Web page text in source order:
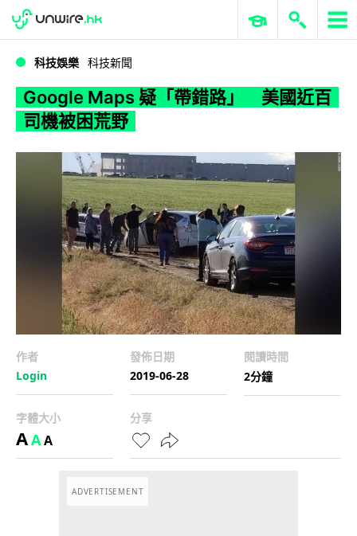
WWDC 2026 ERP 與商業 AI
科技娛樂 科技新聞
Google Maps 疑「帶錯路」 美國近百
司機被困荒野
作者
Login
發佈日期
2019-06-28
閱讀時間
2分鐘
字體大小
AAA
分享
ADVERTISEMENT